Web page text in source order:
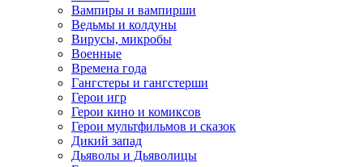
Вампиры и вампирши
Ведьмы и колдуны
Вирусы, микробы
Военные
Времена года
Гангстеры и гангстерши
Герои игр
Герои кино и комиксов
Герои мультфильмов и сказок
Дикий запад
Дьяволы и Дьяволицы